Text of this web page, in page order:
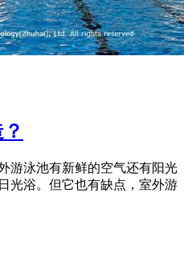
游泳池有新鲜的空气还有阳光
光浴。但它也有缺点，室外游